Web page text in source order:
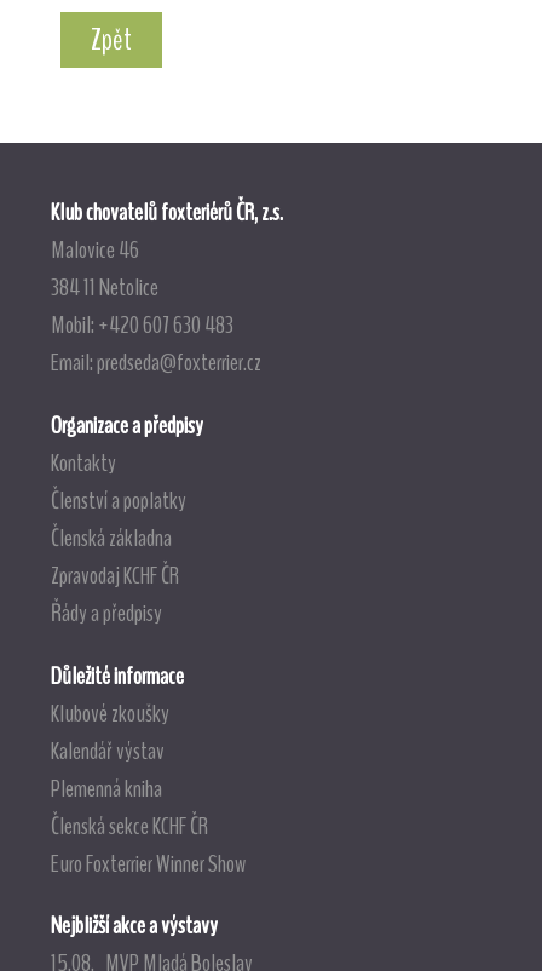
Zpět
Klub chovatelů foxteriérů ČR, z.s.
Malovice 46
384 11 Netolice
Mobil: +420 607 630 483
Email:predseda@foxterrier.cz
Organizace a předpisy
Kontakty
Členství a poplatky
Členská základna
Zpravodaj KCHF ČR
Řády a předpisy
Důležité informace
Klubové zkoušky
Kalendář výstav
Plemenná kniha
Členská sekce KCHF ČR
Euro Foxterrier Winner Show
Nejbližší akce a výstavy
15.08. MVP Mladá Boleslav